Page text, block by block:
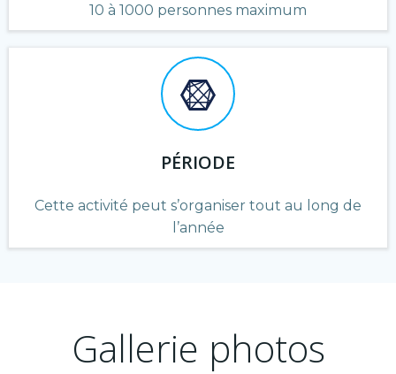
10 à 1000 personnes maximum
PÉRIODE
Cette activité peut s’organiser tout au long de
l’année
Gallerie photos